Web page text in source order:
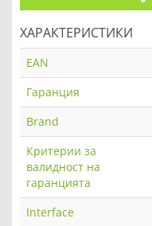
ХАРАКТЕРИСТИКИ
EAN
Гаранция
Brand
Критерии за
валидност на
гаранцията
Interface